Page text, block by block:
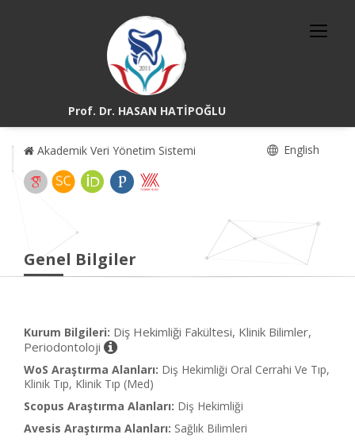
Prof. Dr. HASAN HATİPOĞLU
Akademik Veri Yönetim Sistemi English
Genel Bilgiler
Kurum Bilgileri: Diş Hekimliği Fakültesi, Klinik Bilimler,
Periodontoloji
WoS Araştırma Alanları: Diş Hekimliği Oral Cerrahi Ve Tıp,
Klinik Tıp, Klinik Tıp (Med)
Scopus Araştırma Alanları: Diş Hekimliği
Avesis Araştırma Alanları: Sağlık Bilimleri